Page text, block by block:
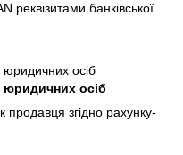
банківської
юридичних осіб
продавця згідно рахунку-